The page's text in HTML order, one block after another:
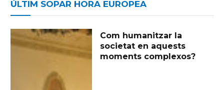
ÚLTIM SOPAR HORA EUROPEA
Com humanitzar la
societat en aquests
moments complexos?